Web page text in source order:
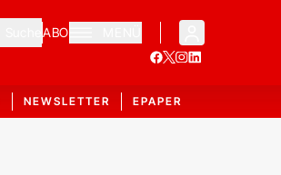
ABO
NEWSLETTER EPAPER